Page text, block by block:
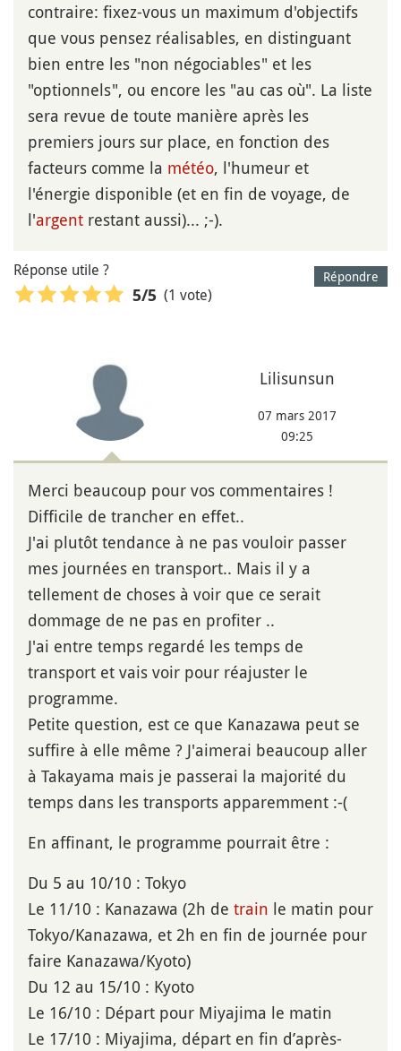
contraire: fixez-vous un maximum d'objectifs
que vous pensez réalisables, en distinguant
bien entre les "non négociables" et les
"optionnels", ou encore les "au cas où". La liste
sera revue de toute manière après les
premiers jours sur place, en fonction des
facteurs comme la météo, l'humeur et
l'énergie disponible (et en fin de voyage, de
l'argent restant aussi)... ;-).
Répondre
Réponse utile ?
5/5 (1 vote)
Lilisunsun
07 mars 2017
09:25
Merci beaucoup pour vos commentaires !
Difficile de trancher en effet..
J'ai plutôt tendance à ne pas vouloir passer
mes journées en transport.. Mais il y a
tellement de choses à voir que ce serait
dommage de ne pas en profiter ..
J'ai entre temps regardé les temps de
transport et vais voir pour réajuster le
programme.
Petite question, est ce que Kanazawa peut se
suffire à elle même ? J'aimerai beaucoup aller
à Takayama mais je passerai la majorité du
temps dans les transports apparemment :-(
En affinant, le programme pourrait être :
Du 5 au 10/10 : Tokyo
Le 11/10 : Kanazawa (2h de train le matin pour
Tokyo/Kanazawa, et 2h en fin de journée pour
faire Kanazawa/Kyoto)
Du 12 au 15/10 : Kyoto
Le 16/10 : Départ pour Miyajima le matin
Le 17/10 : Miyajima, départ en fin d’après-